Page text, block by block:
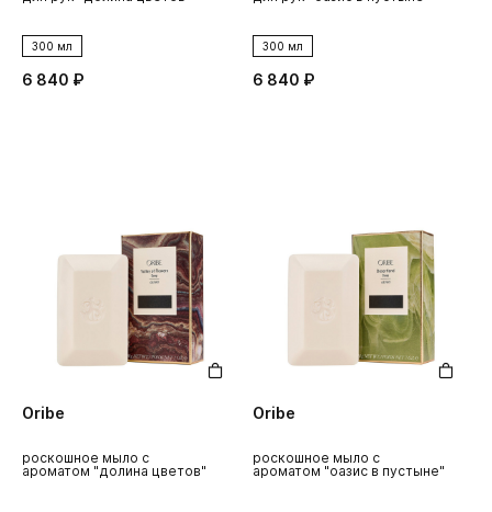
300 мл
6 840 ₽
300 мл
6 840 ₽
Oribe
роскошное мыло с
ароматом "долина цветов"
Oribe
роскошное мыло с
ароматом "оазис в пустыне"